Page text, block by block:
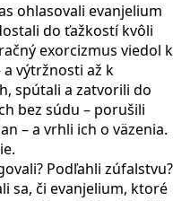
ohlasovali evanjelium
do ťažkostí kvôli
exorcizmus viedol k
výtržnosti až k
spútali a zatvorili do
bez súdu – porušili
– a vrhli ich o väzenia.
Podľahli zúfalstvu?
sa, či evanjelium, ktoré